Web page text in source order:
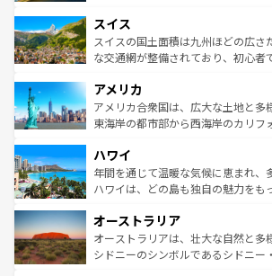
れる地方に足を運ぶとそれぞれで全
きるだろう。 なお、新着のフラ
を参照してほしい。
は、お酒好きな人にはぜひ体験してほしい。 な
ドイツ情報はコンテンツ一覧を参照
リアごとに異なる魅力がある。また
ティー、ビール好きにはたまらない
戦など、本場だからこそできる体験
ンツ一覧を参照してほしい。
スイス
スイスの国土面積は九州ほどの広さ
な交通網が整備されており、初心者
の建物がそのまま残る町や、スイス
博物館もあり、アルプス観光だけで
ことができる。国民の所得が高いた
ば市内交通費無料で観光を楽しむこともで
着のスイス情報はコンテンツ一覧
アメリカ
アメリカ合衆国は、広大な土地と多
東海岸の都市部から西海岸のカリフ
のような巨大都市は、観光、ショッ
ンメントが詰まった刺激的なスポッ
西部には大自然が広がり、グランド
部のニューオーリンズでは、音楽と
文化が魅力。旅行者はアメリカの各
しみながら、その多様性と豊かな歴
ハワイ
年間を通じて温暖な気候に恵まれ、
ハワイは、どの島も独自の魅力をも
ワイ島は見逃せない。また、定番の
島だが、静かな自然を求めるならマ
おすすめ。エメラルドグリーンに輝
オーストラリア
オーストラリアは、壮大な自然と多
シドニーのシンボルであるシドニー